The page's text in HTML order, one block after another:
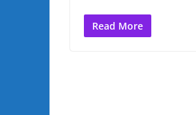
Read More